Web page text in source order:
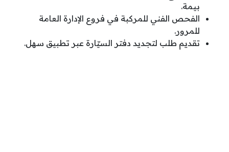
بيمة.
الفحص الفني للمركبة في فروع الإدارة العامة
للمرور.
تقديم طلب لتجديد دفتر السيّارة عبر تطبيق سهل.